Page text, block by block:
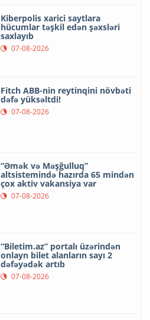
Kiberpolis xarici saytlara
hücumlar təşkil edən şəxsləri
saxlayıb
07-08-2026
Fitch ABB-nin reytinqini növbəti
dəfə yüksəltdi!
07-08-2026
“Əmək və Məşğulluq”
altsistemində hazırda 65 mindən
çox aktiv vakansiya var
07-08-2026
“Biletim.az” portalı üzərindən
onlayn bilet alanların sayı 2
dəfəyədək artıb
07-08-2026